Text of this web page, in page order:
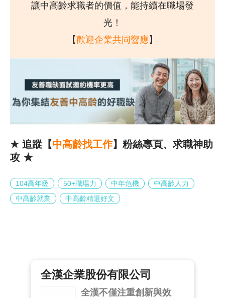
讓中高齡求職者的價值，能持續在職場發
光！
【歡迎企業共同響應 】
★ 追蹤【中高齡找工作】粉絲專頁、求職神助
攻 ★
104高年級 50+職場力 中年危機
中高齡人力
中高齡就業
中高齡精選好文
全漢企業股份有限公司
全漢不僅注重創新與效